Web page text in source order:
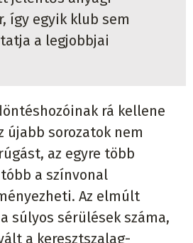
így egyik klub sem
a legjobbjai
rá kellene
újabb sorozatok nem
az egyre több
a színvonal
Az elmúlt
súlyos sérülések száma,
a keresztszalag-